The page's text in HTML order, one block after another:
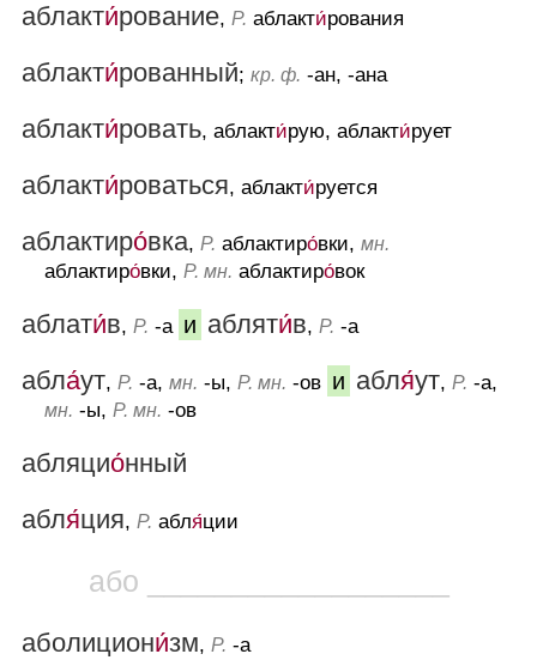
аблакти́рование, Р. аблакти́рования
аблакти́рованный; кр. ф. -ан, -ана
аблакти́ровать, аблакти́рую, аблакти́рует
аблакти́роваться, аблакти́руется
аблактиро́вка, Р. аблактиро́вки, мн.
аблактиро́вки, Р. мн. аблактиро́вок
аблати́в, Р. -а и абляти́в, Р. -а
абла́ут, Р. -а, мн. -ы, Р. мн. -ов и абля́ут, Р. -а,
мн. -ы, Р. мн. -ов
абляцио́нный
абля́ция, Р. абля́ции
або __________________
аболициони́зм, Р. -а